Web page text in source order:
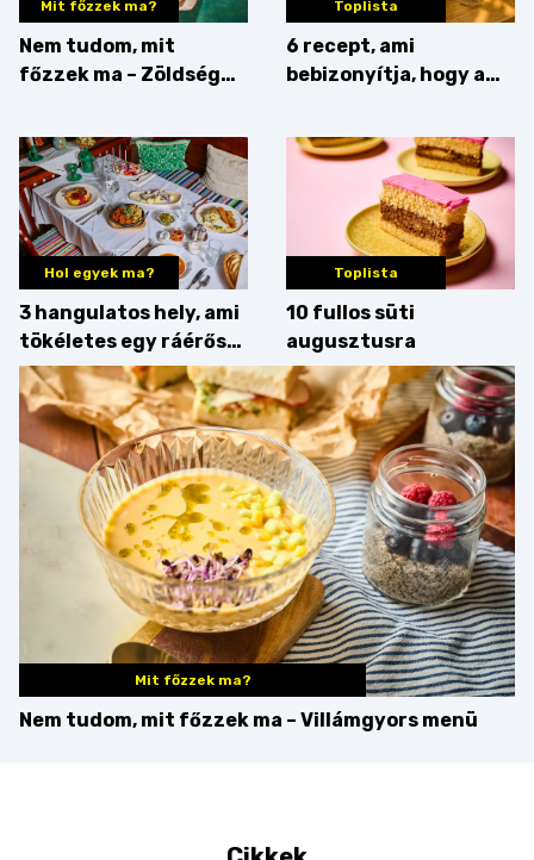
Mit főzzek ma?
Nem tudom, mit
főzzek ma – Zöldség
Toplista
6 recept, ami
bebizonyítja, hogy a
zseniális
Hol egyek ma?
3 hangulatos hely, ami
tökéletes egy ráérős
hétvégi ebédhez
Toplista
10 fullos süti
augusztusra
Mit főzzek ma?
Nem tudom, mit főzzek ma – Villámgyors menü